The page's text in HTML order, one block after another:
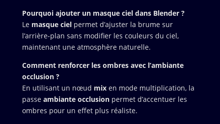
Pourquoi ajouter un masque ciel dans Blender ?
Le masque cielpermet d’ajuster la brume sur
l’arrière-plan sans modifier les couleurs du ciel,
maintenant une atmosphère naturelle.
Comment renforcer les ombres avec l’ambiante
occlusion ?
En utilisant un nœud mixen mode multiplication, la
passe ambiante occlusionpermet d’accentuer les
ombres pour un effet plus réaliste.